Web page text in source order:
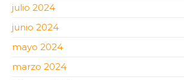
julio 2024
junio 2024
mayo 2024
marzo 2024